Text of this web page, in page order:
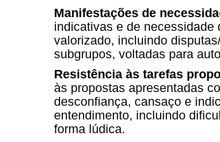
Manifestações de
indicativas e de necessidade
valorizado, incluindo
subgrupos, voltadas para
Resistência às tarefas
às propostas apresentadas
desconfiança, cansaço e
entendimento, incluindo
forma lúdica.